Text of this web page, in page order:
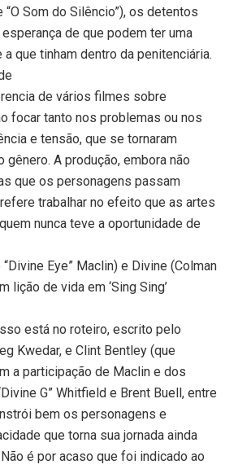
“O Som do Silêncio”), os detentos
de que podem ter uma
que tinham dentro da penitenciária.
de vários filmes sobre
focar tanto nos problemas ou nos
e tensão, que se tornaram
gênero. A produção, embora não
que os personagens passam
trabalhar no efeito que as artes
nunca teve a oportunidade de
Eye” Maclin) e Divine (Colman
lição de vida em ‘Sing Sing’
está no roteiro, escrito pelo
Kwedar, e Clint Bentley (que
a participação de Maclin e dos
G” Whitfield e Brent Buell, entre
bem os personagens e
que torna sua jornada ainda
é por acaso que foi indicado ao